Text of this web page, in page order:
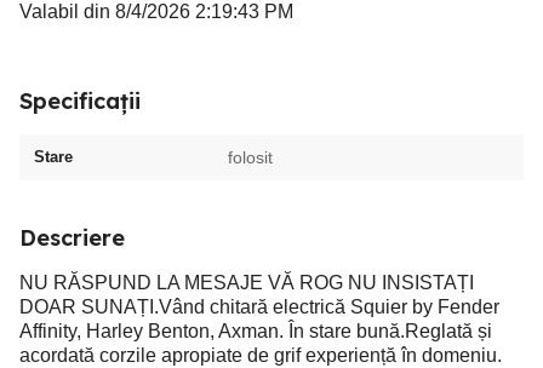
Valabil din 8/4/2026 2:19:43 PM
Specificații
Stare folosit
Descriere
NU RĂSPUND LA MESAJE VĂ ROG NU INSISTAȚI
DOAR SUNAȚI.Vând chitară electrică Squier by Fender
Affinity, Harley Benton, Axman. În stare bună.Reglată și
acordată corzile apropiate de grif experiență în domeniu.